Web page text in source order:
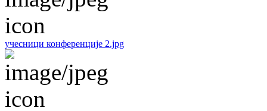
учесници конференције 2.jpg